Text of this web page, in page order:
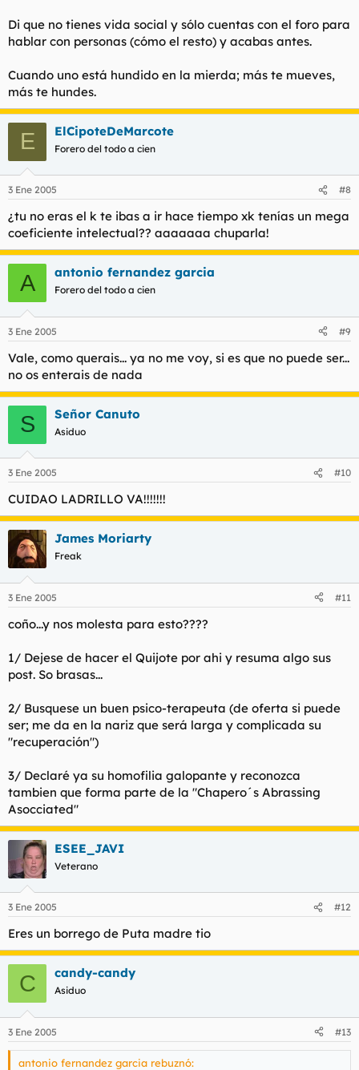
Di que no tienes vida social y sólo cuentas con el foro para
hablar con personas (cómo el resto) y acabas antes.
Cuando uno está hundido en la mierda; más te mueves,
más te hundes.
E ElCipoteDeMarcote
Forero del todo a cien
3 Ene 2005 #8
¿tu no eras el k te ibas a ir hace tiempo xk tenías un mega
coeficiente intelectual?? aaaaaaa chuparla!
A antonio fernandez garcia
Forero del todo a cien
3 Ene 2005 #9
Vale, como querais... ya no me voy, si es que no puede ser...
no os enterais de nada
S Señor Canuto
Asiduo
3 Ene 2005 #10
CUIDAO LADRILLO VA!!!!!!!
James Moriarty
Freak
3 Ene 2005 #11
coño...y nos molesta para esto????
1/ Dejese de hacer el Quijote por ahi y resuma algo sus
post. So brasas...
2/ Busquese un buen psico-terapeuta (de oferta si puede
ser; me da en la nariz que será larga y complicada su
"recuperación")
3/ Declaré ya su homofilia galopante y reconozca
tambien que forma parte de la "Chapero´s Abrassing
Asocciated"
ESEE_JAVI
Veterano
3 Ene 2005 #12
Eres un borrego de Puta madre tio
C candy-candy
Asiduo
3 Ene 2005 #13
antonio fernandez garcia rebuznó: